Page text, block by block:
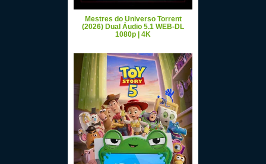
Mestres do Universo Torrent
(2026) Dual Áudio 5.1 WEB-DL
1080p | 4K